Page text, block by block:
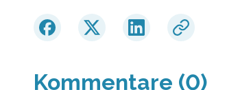
Kommentare (0)